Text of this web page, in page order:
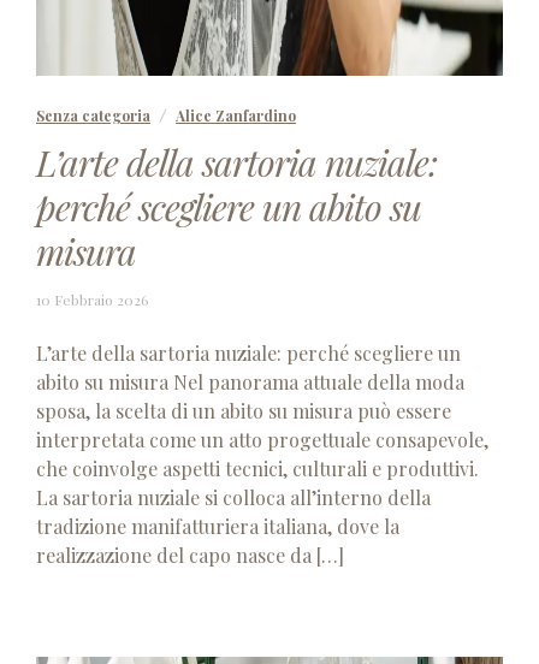
Senza categoria Alice Zanfardino
L’arte della sartoria nuziale:
perché scegliere un abito su
misura
10 Febbraio 202613
L’arte della sartoria nuziale: perché scegliere un
abito su misura Nel panorama attuale della moda
sposa, la scelta di un abito su misura può essere
interpretata come un atto progettuale consapevole,
che coinvolge aspetti tecnici, culturali e produttivi.
La sartoria nuziale si colloca all’interno della
tradizione manifatturiera italiana, dove la
realizzazione del capo nasce da […]